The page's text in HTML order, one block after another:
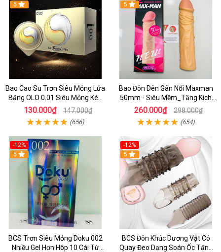
5
Bao Cao Su Trơn Siêu Mỏng Lửa
Băng OLO 0.01 Siêu Mỏng Kéo
Dài Thời Gian
130.000₫ 147.000₫
(656)
5
Bao Đôn Dên Gân Nổi Maxman
50mm - Siêu Mềm_Tăng Kích
Thước_Kéo Dài Cuộc Yêu
260.000₫ 298.000₫
(654)
-12%
5
BCS Trơn Siêu Mỏng Doku 002
Nhiều Gel Hơn Hôp 10 Cái Từ
-12%
5
BCS Đôn Khúc Dương Vật Có
Quay Đeo Dạng Soán Ốc Tăng